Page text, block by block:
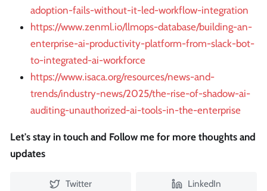
adoption-fails-without-it-led-workflow-integration
https://www.zenml.io/llmops-database/building-an-
enterprise-ai-productivity-platform-from-slack-bot-
to-integrated-ai-workforce
https://www.isaca.org/resources/news-and-
trends/industry-news/2025/the-rise-of-shadow-ai-
auditing-unauthorized-ai-tools-in-the-enterprise
Let's stay in touch and Follow me for more thoughts and
updates
Twitter LinkedIn